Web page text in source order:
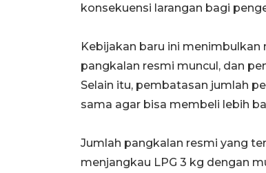
konsekuensi larangan bagi
Kebijakan baru ini
pangkalan resmi muncul, dan
Selain itu, pembatasan jumlah
sama agar bisa membeli lebih
Jumlah pangkalan resmi yang
menjangkau LPG 3 kg dengan